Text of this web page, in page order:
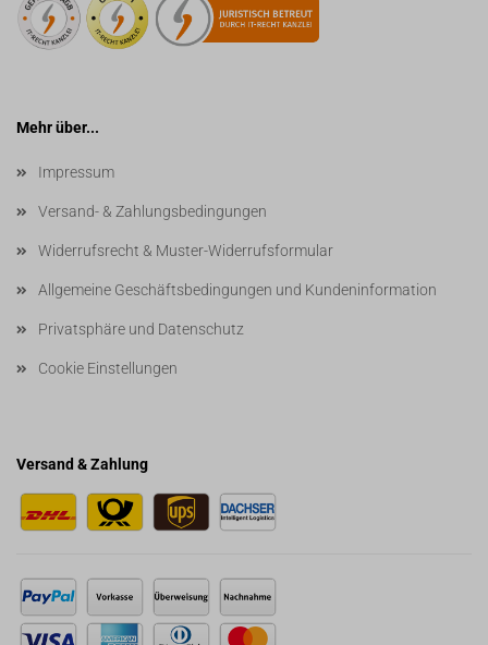
Mehr über...
Impressum
Versand- & Zahlungsbedingungen
Widerrufsrecht & Muster-Widerrufsformular
Allgemeine Geschäftsbedingungen und Kundeninformation
Privatsphäre und Datenschutz
Cookie Einstellungen
Versand & Zahlung